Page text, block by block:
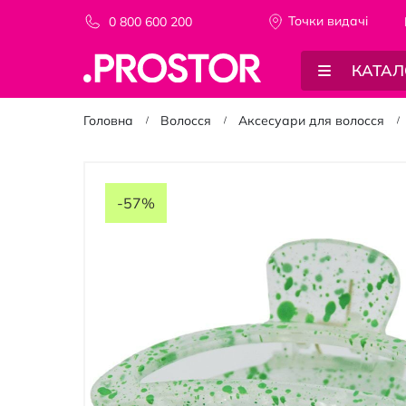
0 800 600 200 Точки видачi
Головна Волосся Аксесуари для волосся
галереї
-57%